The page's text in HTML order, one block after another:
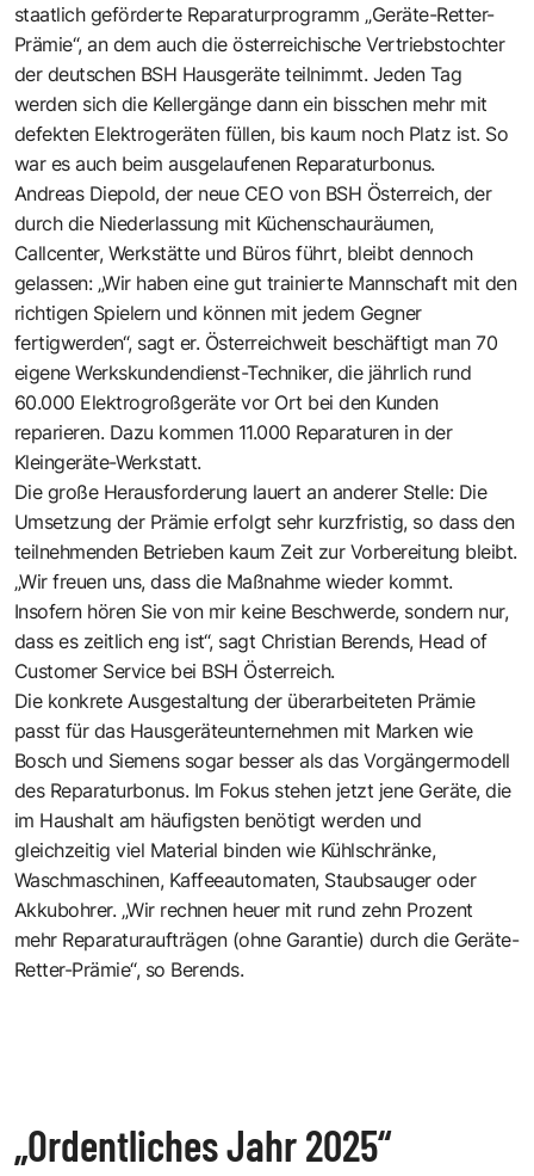
staatlich geförderte Reparaturprogramm „Geräte-Retter-
Prämie“, an dem auch die österreichische Vertriebstochter
der deutschen BSH Hausgeräte teilnimmt. Jeden Tag
werden sich die Kellergänge dann ein bisschen mehr mit
defekten Elektrogeräten füllen, bis kaum noch Platz ist. So
war es auch beim ausgelaufenen Reparaturbonus.
Andreas Diepold, der neue CEO von BSH Österreich, der
durch die Niederlassung mit Küchenschauräumen,
Callcenter, Werkstätte und Büros führt, bleibt dennoch
gelassen: „Wir haben eine gut trainierte Mannschaft mit den
richtigen Spielern und können mit jedem Gegner
fertigwerden“, sagt er. Österreichweit beschäftigt man 70
eigene Werkskundendienst-Techniker, die jährlich rund
60.000 Elektrogroßgeräte vor Ort bei den Kunden
reparieren. Dazu kommen 11.000 Reparaturen in der
Kleingeräte-Werkstatt.
Die große Herausforderung lauert an anderer Stelle: Die
Umsetzung der Prämie erfolgt sehr kurzfristig, so dass den
teilnehmenden Betrieben kaum Zeit zur Vorbereitung bleibt.
„Wir freuen uns, dass die Maßnahme wieder kommt.
Insofern hören Sie von mir keine Beschwerde, sondern nur,
dass es zeitlich eng ist“, sagt Christian Berends, Head of
Customer Service bei BSH Österreich.
Die konkrete Ausgestaltung der überarbeiteten Prämie
passt für das Hausgeräteunternehmen mit Marken wie
Bosch und Siemens sogar besser als das Vorgängermodell
des Reparaturbonus. Im Fokus stehen jetzt jene Geräte, die
im Haushalt am häufigsten benötigt werden und
gleichzeitig viel Material binden wie Kühlschränke,
Waschmaschinen, Kaffeeautomaten, Staubsauger oder
Akkubohrer. „Wir rechnen heuer mit rund zehn Prozent
mehr Reparaturaufträgen (ohne Garantie) durch die Geräte-
Retter-Prämie“, so Berends.
„Ordentliches Jahr 2025“